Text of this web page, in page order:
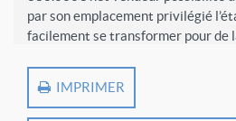
par son emplacement privilégié
facilement se transformer pour de
IMPRIMER